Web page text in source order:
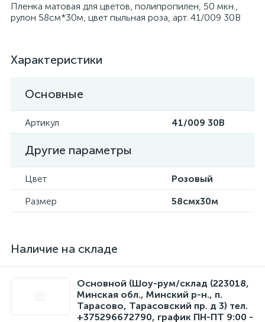
Пленка матовая для цветов, полипропилен, 50 мкн.,
рулон 58см*30м, цвет пыльная роза, арт. 41/009 30В
Характеристики
Основные
Артикул 41/009 30В
Другие параметры
Цвет
Розовый
Размер
58смx30м
Наличие на складе
Основной (Шоу-рум/склад (223018,
Минская обл., Минский р-н., п.
Тарасово, Тарасовский пр. д 3) тел.
+375296672790, график ПН-ПТ 9:00 -